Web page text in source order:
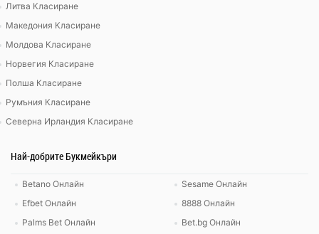
Литва Класиране
Македония Класиране
Молдова Класиране
Норвегия Класиране
Полша Класиране
Румъния Класиране
Северна Ирландия Класиране
Най-добрите Букмейкъри
Betano Онлайн
Efbet Онлайн
Palms Bet Онлайн
Sesame Онлайн
8888 Онлайн
Bet.bg Онлайн